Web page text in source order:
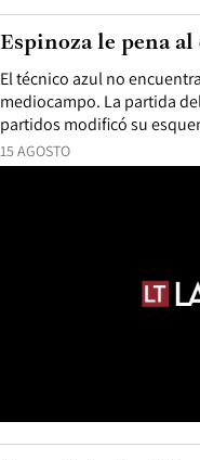
15 AGOSTO
El técnico azul no
mediocampo. La partida
partidos modificó su
Espinoza le pena al